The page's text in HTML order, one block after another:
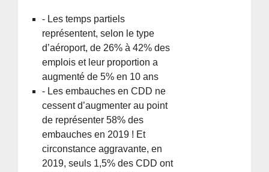
- Les temps partiels
représentent, selon le type
d’aéroport, de 26% à 42% des
emplois et leur proportion a
augmenté de 5% en 10 ans
- Les embauches en CDD ne
cessent d’augmenter au point
de représenter 58% des
embauches en 2019 ! Et
circonstance aggravante, en
2019, seuls 1,5% des CDD ont